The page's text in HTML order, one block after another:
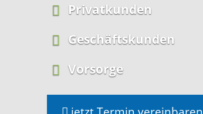
Privatkunden
Geschäftskunden
Vorsorge